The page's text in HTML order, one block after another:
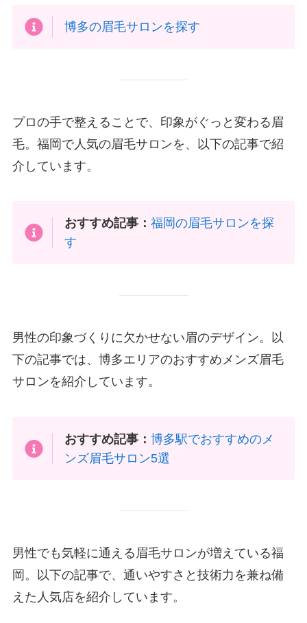
博多の眉毛サロンを探す
プロの手で整えることで、印象がぐっと変わる眉
毛。福岡で人気の眉毛サロンを、以下の記事で紹
介しています。
おすすめ記事：福岡の眉毛サロンを探
す
男性の印象づくりに欠かせない眉のデザイン。以
下の記事では、博多エリアのおすすめメンズ眉毛
サロンを紹介しています。
おすすめ記事：博多駅でおすすめのメ
ンズ眉毛サロン5選
男性でも気軽に通える眉毛サロンが増えている福
岡。以下の記事で、通いやすさと技術力を兼ね備
えた人気店を紹介しています。